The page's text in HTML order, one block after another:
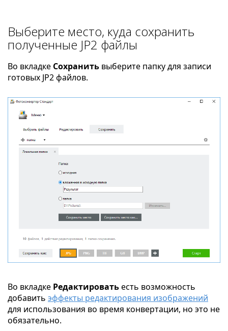
Выберите место, куда сохранить
полученные JP2 файлы
Во вкладке Сохранить выберите папку для записи
готовых JP2 файлов.
Во вкладке Редактироватьесть возможность
добавить эффекты редактирования изображений
для использования во время конвертации, но это не
обязательно.